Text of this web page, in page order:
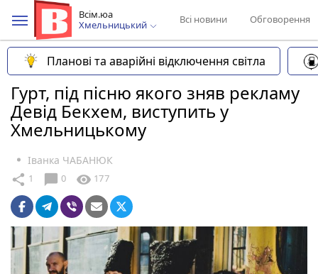
Всім.юа
Хмельницький
Всі новини Обговорення
Планові та аварійні відключення світла
Гурт, під пісню якого зняв рекламу
Девід Бекхем, виступить у
Хмельницькому
Іванка ЧАБАНЮК
share 1 chat_bubble 0 visibility 177